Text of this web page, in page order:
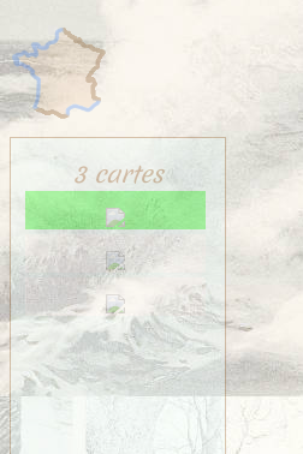
3 cartes